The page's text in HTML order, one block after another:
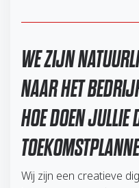
WE ZIJN
NAAR HET
HOE DOEN
Wij zijn een creatieve